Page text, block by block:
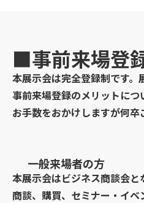
■事前来場登
本展示会は完全登録制です
事前来場登録のメリットに
お手数をおかけしますが何卒
一般来場者の方
本展示会はビジネス商談会と
商談、購買、セミナー・イ